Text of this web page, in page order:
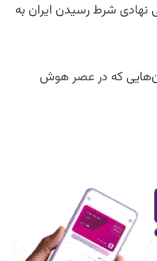
شرط رسیدن ایران به
که در عصر هوش